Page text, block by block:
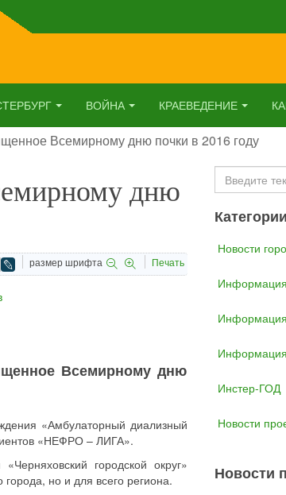
ВОЙНА КРАЕВЕДЕНИЕ
Всемирному дню почки в 2016 году
дню
размер шрифта Печать
Всемирному дню
«Амбулаторный диализный
«НЕФРО – ЛИГА».
городской округ»
но и для всего региона.
Искать...
Новости
Инстер-ГОД
Новости
Новости